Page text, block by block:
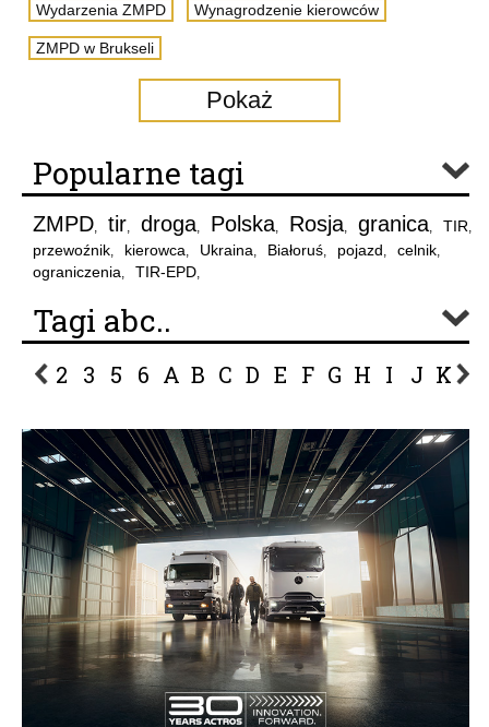
Wydarzenia ZMPD Wynagrodzenie kierowców
ZMPD w Brukseli
Pokaż
Popularne tagi
ZMPD, tir, droga, Polska, Rosja, granica, TIR,
przewoźnik, kierowca, Ukraina, Białoruś, pojazd, celnik,
ograniczenia, TIR-EPD,
Tagi abc..
2 3 5 6 A B C D E F G H I J K L